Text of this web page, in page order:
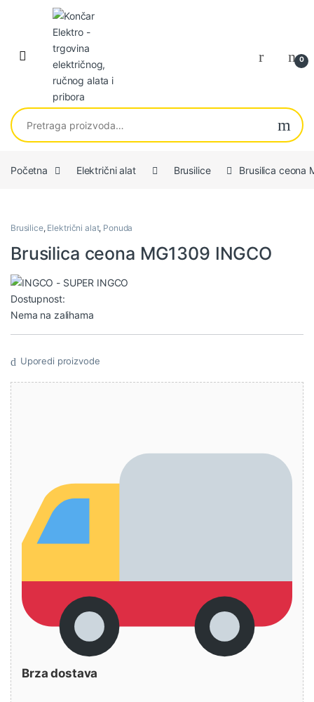
Skip to navigation
Skip to content
0
Pretraga za:
Početna Električni alat Brusilice Brusilica ceona
Brusilice, Električni alat, Ponuda
Brusilica ceona MG1309 INGCO
Dostupnost:
Nema na zalihama
Uporedi proizvode
Brza dostava